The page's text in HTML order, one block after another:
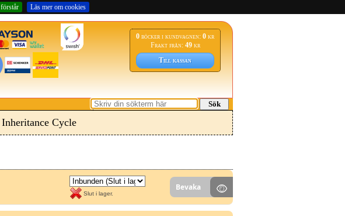
Läs mer om cookies
0 böcker i kundvagnen:0kr
Frakt från: 49kr
Till kassan
Sök
Cycle
Slut i lager.
Bevaka